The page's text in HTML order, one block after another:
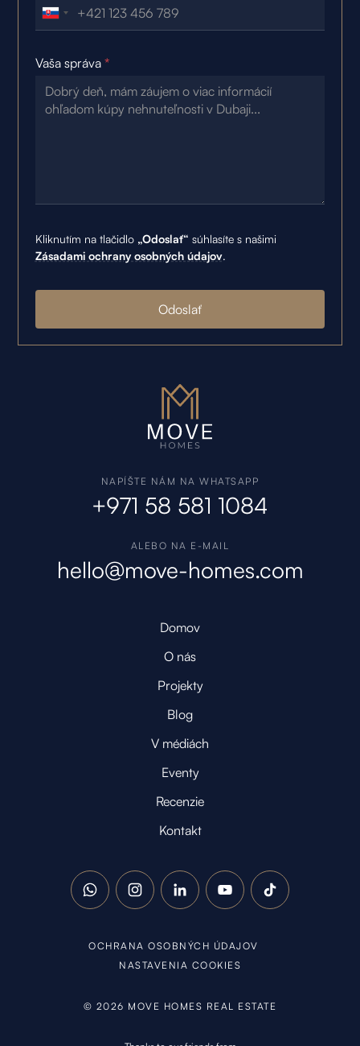
NAPÍŠTE NÁM NA WHATSAPP
+971 58 581 1084
ALEBO NA E-MAIL
hello@move-homes.com
Domov
O nás
Projekty
Blog
V médiách
Eventy
Recenzie
Kontakt
WhatsAppInstagramLinkedInYouTubeTikTok
OCHRANA OSOBNÝCH ÚDAJOV
NASTAVENIA COOKIES
© 2026 MOVE HOMES REAL ESTATE
Vaša správa *
Kliknutím na tlačidlo „Odoslať“ súhlasíte s našimi
Zásadami ochrany osobných údajov.